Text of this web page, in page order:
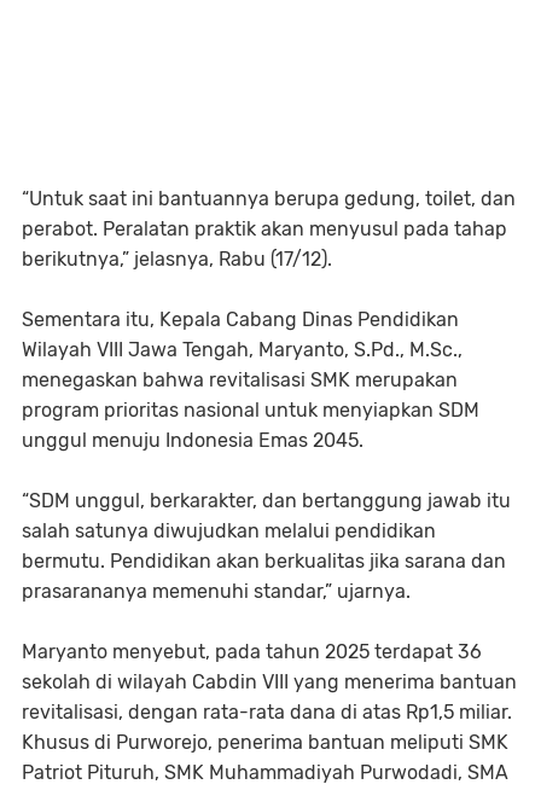
“Untuk saat ini bantuannya berupa gedung, toilet, dan
perabot. Peralatan praktik akan menyusul pada tahap
berikutnya,” jelasnya, Rabu (17/12).
Sementara itu, Kepala Cabang Dinas Pendidikan
Wilayah VIII Jawa Tengah, Maryanto, S.Pd., M.Sc.,
menegaskan bahwa revitalisasi SMK merupakan
program prioritas nasional untuk menyiapkan SDM
unggul menuju Indonesia Emas 2045.
“SDM unggul, berkarakter, dan bertanggung jawab itu
salah satunya diwujudkan melalui pendidikan
bermutu. Pendidikan akan berkualitas jika sarana dan
prasarananya memenuhi standar,” ujarnya.
Maryanto menyebut, pada tahun 2025 terdapat 36
sekolah di wilayah Cabdin VIII yang menerima bantuan
revitalisasi, dengan rata-rata dana di atas Rp1,5 miliar.
Khusus di Purworejo, penerima bantuan meliputi SMK
Patriot Pituruh, SMK Muhammadiyah Purwodadi, SMA